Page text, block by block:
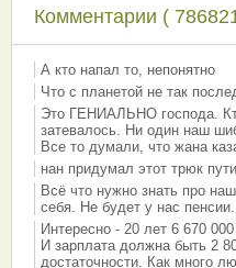
Комментарии (
А кто напал то, непонятно
Что с планетой не так
Это ГЕНИАЛЬНО господа.
затевалось. Ни один наш
Все то думали, что жана
нан придумал этот трюк
Всё что нужно знать про
себя. Не будет у нас пенсии.
Интересно - 20 лет 6 670
И зарплата должна быть 2
достаточности. Как много